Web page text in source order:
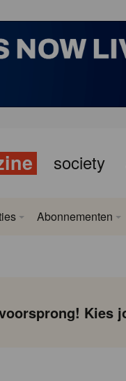
society
Abonnementen
Kies